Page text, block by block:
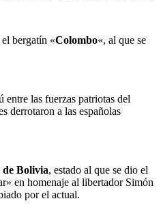
bergatín «Colombo«, al que se
entre las fuerzas patriotas del
derrotaron a las españolas
de Bolivia, estado al que se dio el
en homenaje al libertador Simón
por el actual.